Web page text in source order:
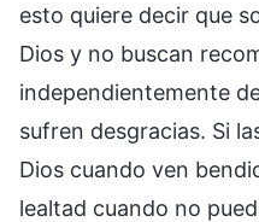
esto quiere decir que
Dios y no buscan
independientemente
sufren desgracias. Si
Dios cuando ven
lealtad cuando no